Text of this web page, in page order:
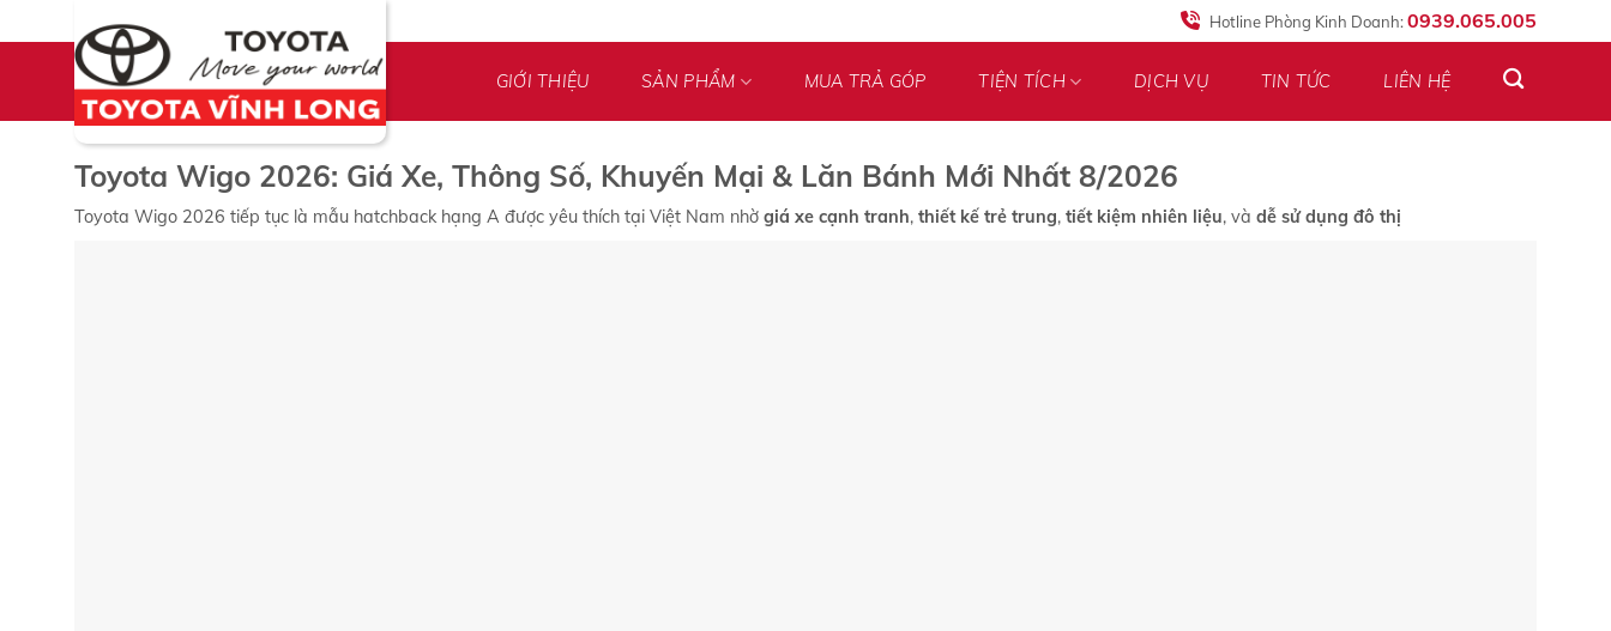
to
Hotline Phòng Kinh Doanh:0939.065.005
GIỚI THIỆU SẢN PHẨM MUA TRẢ GÓP TIỆN TÍCH DỊCH VỤ TIN TỨC LIÊN HỆ
Toyota Wigo 2026: Giá Xe, Thông Số, Khuyến Mại & Lăn Bánh Mới Nhất 8/2026
Toyota Wigo 2026 tiếp tục là mẫu hatchback hạng A được yêu thích tại Việt Nam nhờ giá xe cạnh tranh, thiết kế trẻ trung, tiết kiệm nhiên liệu, và dễ sử dụng đô thị